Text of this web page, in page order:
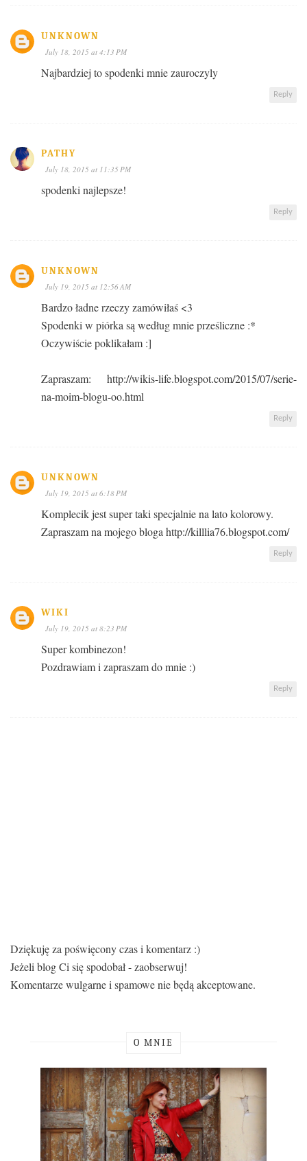
UNKNOWN
July 18, 2015 at 4:13 PM
Najbardziej to spodenki mnie zauroczyly
Reply
PATHY
July 18, 2015 at 11:35 PM
spodenki najlepsze!
Reply
UNKNOWN
July 19, 2015 at 12:56 AM
Bardzo ładne rzeczy zamówiłaś <3
Spodenki w piórka są według mnie prześliczne :*
Oczywiście poklikałam :]
Zapraszam: http://wikis-life.blogspot.com/2015/07/serie-
na-moim-blogu-oo.html
Reply
UNKNOWN
July 19, 2015 at 6:18 PM
Komplecik jest super taki specjalnie na lato kolorowy.
Zapraszam na mojego bloga http://killlia76.blogspot.com/
Reply
WIKI
July 19, 2015 at 8:23 PM
Super kombinezon!
Pozdrawiam i zapraszam do mnie :)
Reply
Dziękuję za poświęcony czas i komentarz :)
Jeżeli blog Ci się spodobał - zaobserwuj!
Komentarze wulgarne i spamowe nie będą akceptowane.
O MNIE